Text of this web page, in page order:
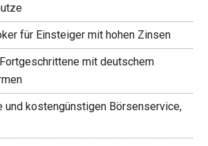
für Einsteiger mit hohen Zinsen
mit deutschem
und kostengünstigen Börsenservice,